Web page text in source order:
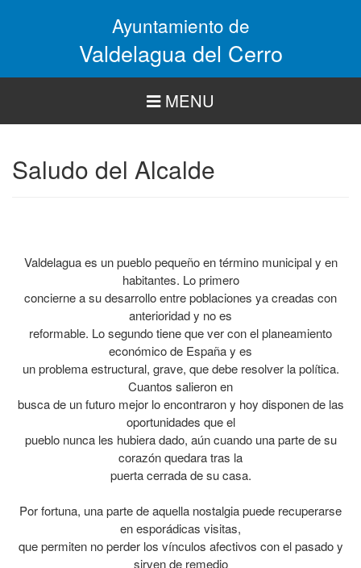
Ayuntamiento de
Valdelagua del Cerro
MENU
Saludo del Alcalde
Valdelagua es un pueblo pequeño en término municipal y en
habitantes. Lo primero
concierne a su desarrollo entre poblaciones ya creadas con
anterioridad y no es
reformable. Lo segundo tiene que ver con el planeamiento
económico de España y es
un problema estructural, grave, que debe resolver la política.
Cuantos salieron en
busca de un futuro mejor lo encontraron y hoy disponen de las
oportunidades que el
pueblo nunca les hubiera dado, aún cuando una parte de su
corazón quedara tras la
puerta cerrada de su casa.
Por fortuna, una parte de aquella nostalgia puede recuperarse
en esporádicas visitas,
que permiten no perder los vínculos afectivos con el pasado y
sirven de remedio